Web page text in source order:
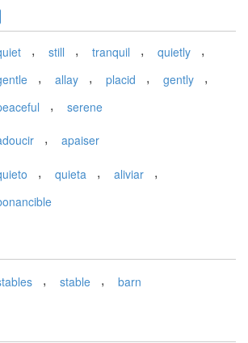
, still , tranquil , quietly ,
, allay , placid , gently ,
, serene
, apaiser
, quieta , aliviar ,
, stable , barn